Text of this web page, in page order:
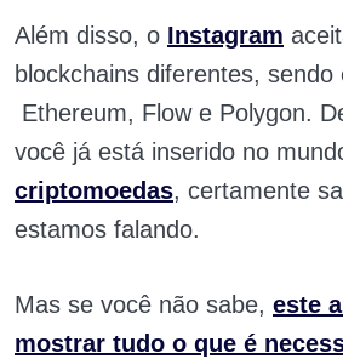
Além disso, o Instagram
blockchains diferentes, sendo
Ethereum, Flow e Polygon.
você já está inserido no
criptomoedas, certamente
estamos falando.
Mas se você não sabe, este
mostrar tudo o que é